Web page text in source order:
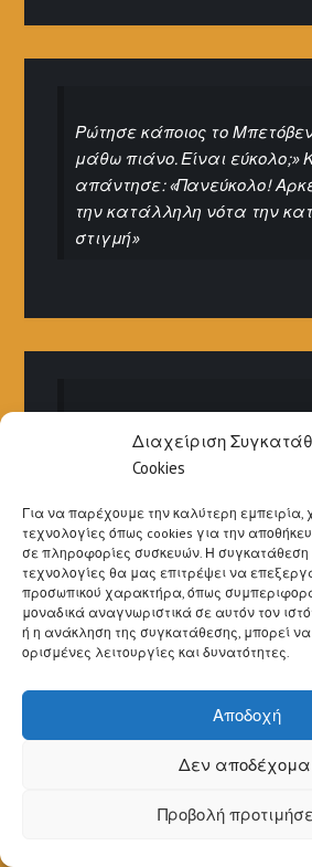
Διαχείριση
Cookies
Για να παρέχουμε την καλύτερη εμπειρία,
τεχνολογίες όπως cookies για την
σε πληροφορίες συσκευών. Η συγκατάθεση
τεχνολογίες θα μας επιτρέψει να
προσωπικού χαρακτήρα, όπως
μοναδικά αναγνωριστικά σε αυτόν τον
ή η ανάκληση της συγκατάθεσης, μπορεί
ορισμένες λειτουργίες και δυνατότητες.
Αποδοχή
Δεν
Προβολή
Ρώτησε κάποιος το
μάθω πιάνο. Είναι εύκολο;»
απάντησε: «Πανεύκολο!
την κατάλληλη νότα την
στιγμή»
Ήταν τα τελευταία του
Μπετόβεν, ο οποίος ως
κουφός -
Μια κιθάρα είναι κάτι
ένα απλό κουτί ήχου… είναι
ψυχής σας. – Μανουέλ